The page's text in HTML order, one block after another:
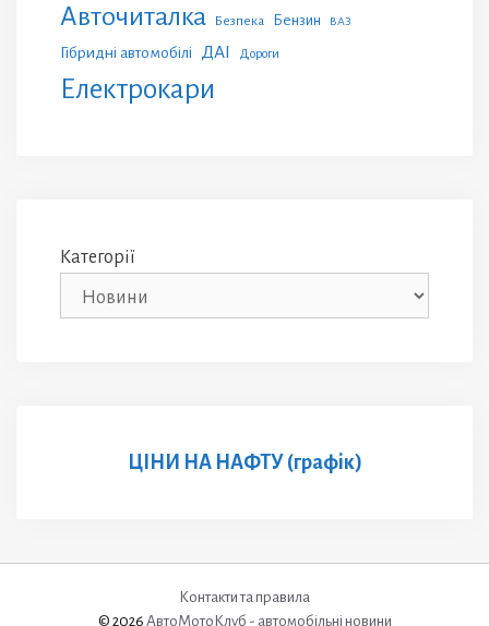
Авточиталка Безпека Бензин ВАЗ
Гібридні автомобілі ДАІ Дороги
Електрокари
Категорії
ЦІНИ НА НАФТУ (графік)
Контакти та правила
© 2026 АвтоМотоКлуб - автомобільні новини